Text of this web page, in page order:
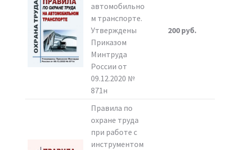
автомобильно
м транспорте.
Утверждены
Приказом
Минтруда
России от
09.12.2020 №
871н
200 руб.
Правила по
охране труда
при работе с
инструментом